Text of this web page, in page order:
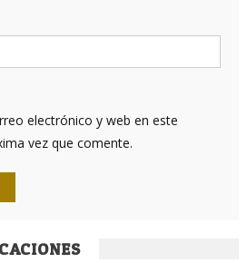
electrónico y web en este
vez que comente.